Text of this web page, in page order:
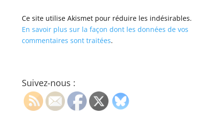
Ce site utilise Akismet pour réduire les indésirables.
En savoir plus sur la façon dont les données de vos
commentaires sont traitées.
Suivez-nous :